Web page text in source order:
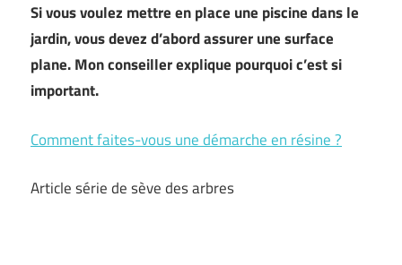
Si vous voulez mettre en place une piscine dans le
jardin, vous devez d’abord assurer une surface
plane. Mon conseiller explique pourquoi c’est si
important.
Comment faites-vous une démarche en résine ?
Article série de sève des arbres